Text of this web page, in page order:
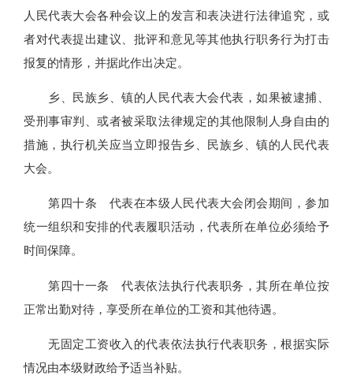
人民代表大会各种会议上的发言和表决进行法律追究，或
者对代表提出建议、批评和意见等其他执行职务行为打击
报复的情形，并据此作出决定。
乡、民族乡、镇的人民代表大会代表，如果被逮捕、
受刑事审判、或者被采取法律规定的其他限制人身自由的
措施，执行机关应当立即报告乡、民族乡、镇的人民代表
大会。
第四十条 代表在本级人民代表大会闭会期间，参加
统一组织和安排的代表履职活动，代表所在单位必须给予
时间保障。
第四十一条 代表依法执行代表职务，其所在单位按
正常出勤对待，享受所在单位的工资和其他待遇。
无固定工资收入的代表依法执行代表职务，根据实际
情况由本级财政给予适当补贴。